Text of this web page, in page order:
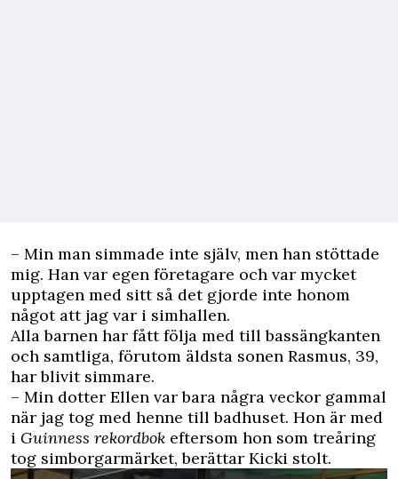
– Min man simmade inte själv, men han stöttade
mig. Han var egen företagare och var mycket
upptagen med sitt så det gjorde inte honom
något att jag var i simhallen.
Alla barnen har fått följa med till bassängkanten
och samtliga, förutom äldsta sonen Rasmus, 39,
har blivit simmare.
– Min dotter Ellen var bara några veckor gammal
när jag tog med henne till badhuset. Hon är med
i Guinness rekordbok eftersom hon som treåring
tog simborgarmärket, berättar Kicki stolt.